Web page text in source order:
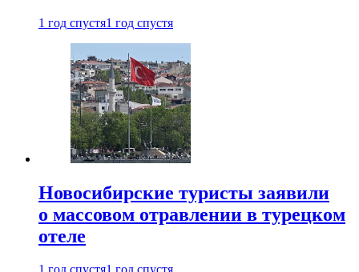
1 год спустя1 год спустя
Новосибирские туристы заявили
о массовом отравлении в турецком
отеле